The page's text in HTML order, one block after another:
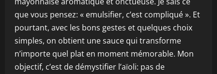
que vous pensez: « emulsifier, c’est compliqué ». Et
pourtant, avec les bons gestes et quelques choix
simples, on obtient une sauce qui transforme
n’importe quel plat en moment mémorable. Mon
objectif, c’est de démystifier l’aïoli: pas de